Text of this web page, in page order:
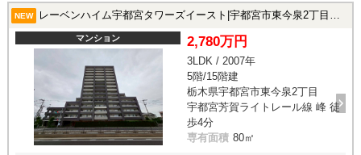
NEW レーベンハイム宇都宮タワーズイースト|宇都宮市東今泉2丁目の中古マンション
マンション 2,780万円
3LDK / 2007年
5階/15階建
栃木県宇都宮市東今泉2丁目
宇都宮芳賀ライトレール線 峰 徒
歩4分
専有面積 80㎡